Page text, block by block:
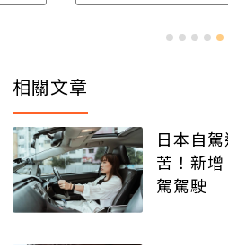
相關文章
日本自
苦！新
駕駕駛